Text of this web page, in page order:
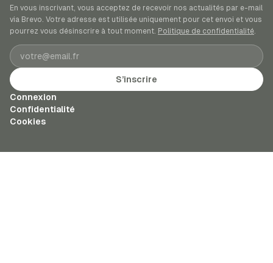
En vous inscrivant, vous acceptez de recevoir nos actualités par e-mail
via Brevo. Votre adresse est utilisée uniquement pour cet envoi et vous
pourrez vous désinscrire à tout moment. Politique de confidentialité.
Adresse e-mail
S’inscrire
Connexion
Confidentialité
Cookies